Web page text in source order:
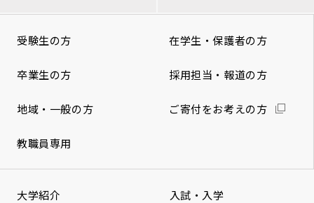
受験生の方 在学生・保護者の方
卒業生の方 採用担当・報道の方
地域・一般の方 ご寄付をお考えの方
教職員専用
大学紹介 入試・入学